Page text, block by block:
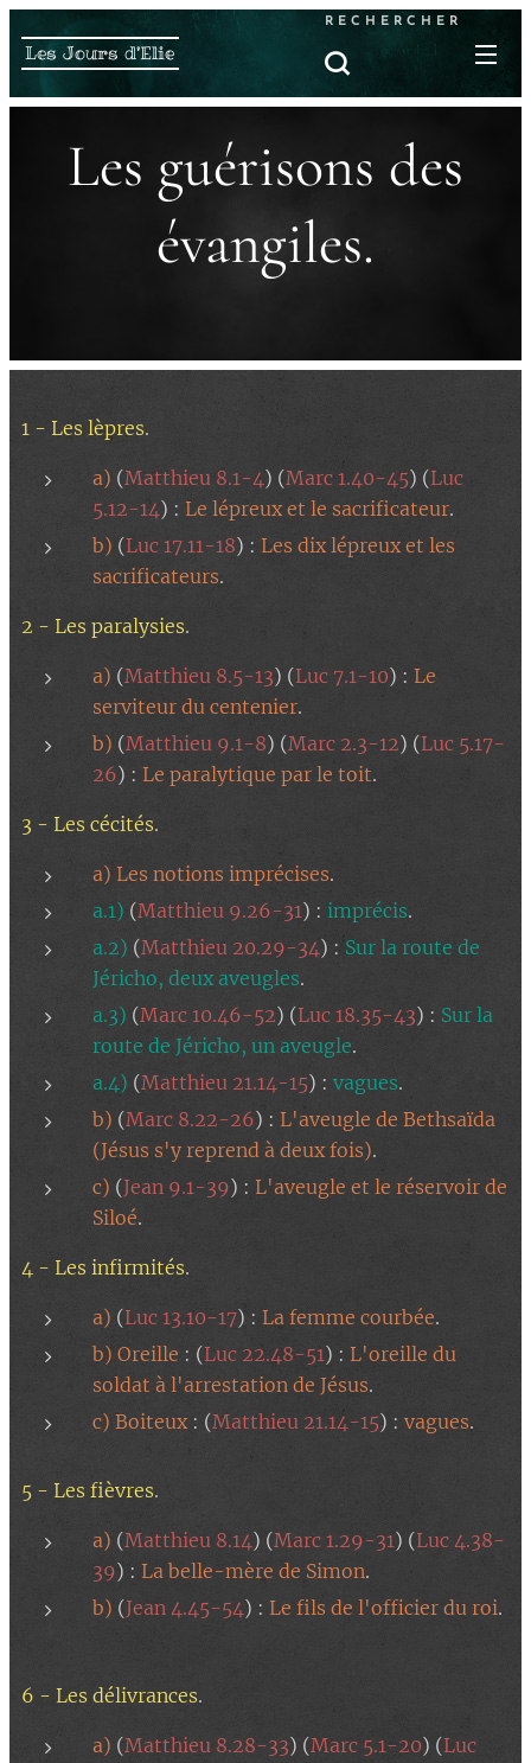
Les Jours d'Elie
RECHERCHER
Les guérisons des
évangiles.
1 - Les lèpres.
a) (Matthieu 8.1-4) (Marc 1.40-45) (Luc
5.12-14) : Le lépreux et le sacrificateur.
b) (Luc 17.11-18) : Les dix lépreux et les
sacrificateurs.
2 - Les paralysies.
a) (Matthieu 8.5-13) (Luc 7.1-10) : Le
serviteur du centenier.
b) (Matthieu 9.1-8) (Marc 2.3-12) (Luc 5.17-
26) : Le paralytique par le toit.
3 - Les cécités.
a) Les notions imprécises.
a.1) (Matthieu 9.26-31) : imprécis.
a.2) (Matthieu 20.29-34) : Sur la route de
Jéricho, deux aveugles.
a.3) (Marc 10.46-52) (Luc 18.35-43) : Sur la
route de Jéricho, un aveugle.
a.4) (Matthieu 21.14-15) : vagues.
b) (Marc 8.22-26) : L'aveugle de Bethsaïda
(Jésus s'y reprend à deux fois).
c) (Jean 9.1-39) : L'aveugle et le réservoir de
Siloé.
4 - Les infirmités.
a) (Luc 13.10-17) : La femme courbée.
b) Oreille : (Luc 22.48-51) : L'oreille du
soldat à l'arrestation de Jésus.
c) Boiteux: (Matthieu 21.14-15) : vagues.
5 - Les fièvres.
a) (Matthieu 8.14) (Marc 1.29-31) (Luc 4.38-
39) : La belle-mère de Simon.
b) (Jean 4.45-54) : Le fils de l'officier du roi.
6 - Les délivrances.
a) (Matthieu 8.28-33) (Marc 5.1-20) (Luc